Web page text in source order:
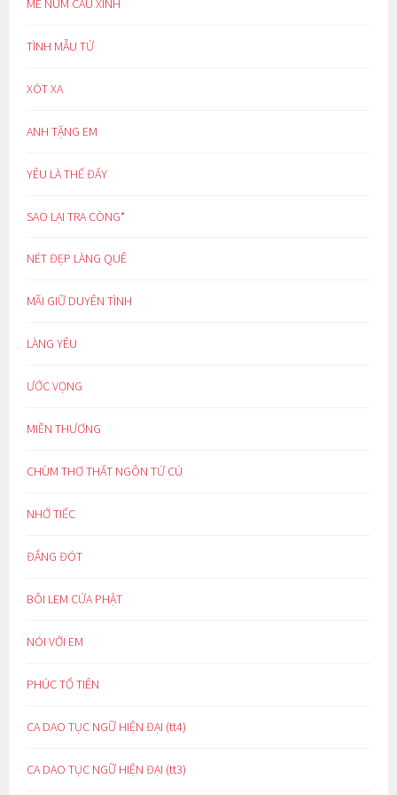
MÊ NÚM CAU XINH
TÌNH MẪU TỬ
XÓT XA
ANH TẶNG EM
YÊU LÀ THẾ ĐẤY
SAO LẠI TRA CÒNG*
NÉT ĐẸP LÀNG QUÊ
MÃI GIỮ DUYÊN TÌNH
LÀNG YÊU
ƯỚC VỌNG
MIỀN THƯƠNG
CHÙM THƠ THẤT NGÔN TỨ CÚ
NHỚ TIẾC
ĐẮNG ĐÓT
BÔI LEM CỬA PHẬT
NÓI VỚI EM
PHÚC TỔ TIÊN
CA DAO TỤC NGỮ HIỆN ĐẠI (tt4)
CA DAO TỤC NGỮ HIỆN ĐẠI (tt3)